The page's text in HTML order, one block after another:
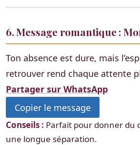
6. Message romantique :
Ton absence est dure, mais
retrouver rend chaque attente
Partager sur WhatsApp
Copier le message
Conseils : Parfait pour donner du
une longue séparation.